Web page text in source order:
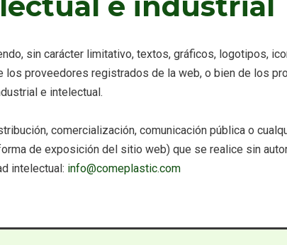
sin carácter limitativo, textos, gráficos, logotipos,
los proveedores registrados de la web, o bien de los
e intelectual.
comercialización, comunicación pública o
de exposición del sitio web) que se realice sin
intelectual: info@comeplastic.com